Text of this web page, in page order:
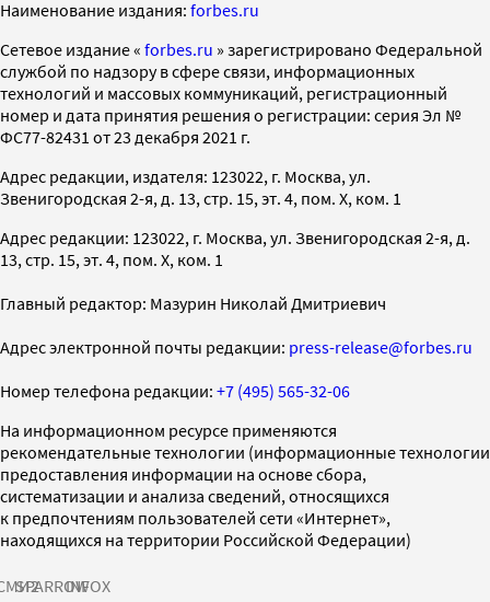
Наименование издания: forbes.ru
Cетевое издание « forbes.ru » зарегистрировано Федеральной
службой по надзору в сфере связи, информационных
технологий и массовых коммуникаций, регистрационный
номер и дата принятия решения о регистрации: серия Эл №
ФС77-82431 от 23 декабря 2021 г.
Адрес редакции, издателя: 123022, г. Москва, ул.
Звенигородская 2-я, д. 13, стр. 15, эт. 4, пом. X, ком. 1
Адрес редакции: 123022, г. Москва, ул. Звенигородская 2-я, д.
13, стр. 15, эт. 4, пом. X, ком. 1
Главный редактор: Мазурин Николай Дмитриевич
Адрес электронной почты редакции: press-release@forbes.ru
Номер телефона редакции: +7 (495) 565-32-06
На информационном ресурсе применяются
рекомендательные технологии (информационные технологии
предоставления информации на основе сбора,
систематизации и анализа сведений, относящихся
к предпочтениям пользователей сети «Интернет»,
находящихся на территории Российской Федерации)
SPARROWINFOX